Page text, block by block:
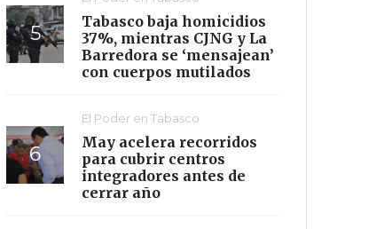
Tabasco baja homicidios
37%, mientras CJNG y La
Barredora se ‘mensajean’
con cuerpos mutilados
El Poder en Tabasco
May acelera recorridos
para cubrir centros
integradores antes de
cerrar año